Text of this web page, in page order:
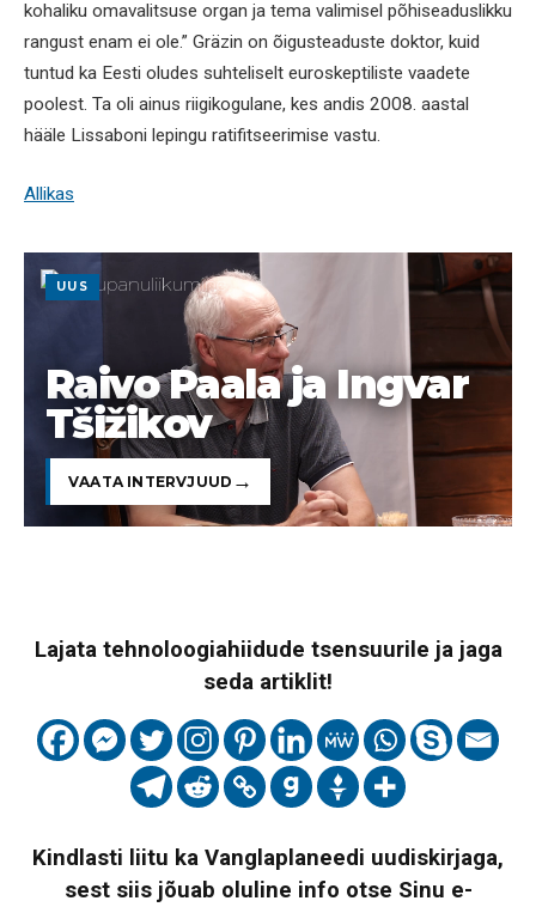
kohaliku omavalitsuse organ ja tema valimisel põhiseaduslikku
rangust enam ei ole.” Gräzin on õigusteaduste doktor, kuid
tuntud ka Eesti oludes suhteliselt euroskeptiliste vaadete
poolest. Ta oli ainus riigikogulane, kes andis 2008. aastal
hääle Lissaboni lepingu ratifitseerimise vastu.
Allikas
UUS
Raivo Paala ja Ingvar
Tšižikov
VAATA INTERVJUUD
Lajata tehnoloogiahiidude tsensuurile ja jaga
seda artiklit!
Kindlasti liitu ka Vanglaplaneedi uudiskirjaga,
sest siis jõuab oluline info otse Sinu e-